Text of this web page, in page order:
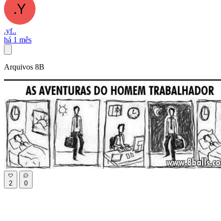
.yf..
há 1 mês
Arquivos 8B
2 0